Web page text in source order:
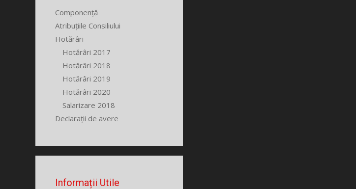
Componență
Atribuțiile Consiliului
Hotărâri
Hotărâri 2017
Hotărâri 2018
Hotărâri 2019
Hotărâri 2020
Salarizare 2018
Declarații de avere
Informații Utile